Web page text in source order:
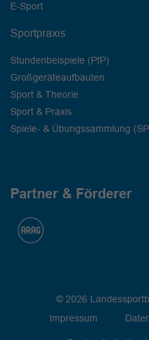
E-Sport
Sportpraxis
Stundenbeispiele (PfP)
Großgeräteaufbauten
Sport & Theorie
Sport & Praxis
Spiele- & Übungssammlung
Partner & Förderer
© 2026
Impressum